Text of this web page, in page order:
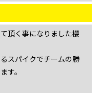
頂く事になりました櫻
スパイクでチームの勝
す。